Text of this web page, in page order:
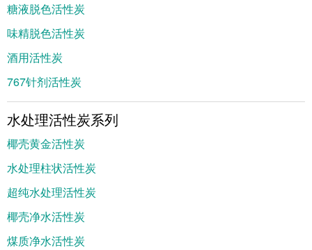
糖液脱色活性炭
味精脱色活性炭
酒用活性炭
767针剂活性炭
水处理活性炭系列
椰壳黄金活性炭
水处理柱状活性炭
超纯水处理活性炭
椰壳净水活性炭
煤质净水活性炭